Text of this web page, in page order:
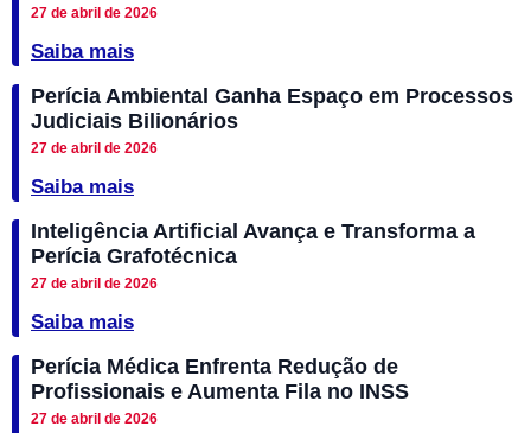
27 de abril de 2026
Saiba mais
Perícia Ambiental Ganha Espaço em Processos
Judiciais Bilionários
27 de abril de 2026
Saiba mais
Inteligência Artificial Avança e Transforma a
Perícia Grafotécnica
27 de abril de 2026
Saiba mais
Perícia Médica Enfrenta Redução de
Profissionais e Aumenta Fila no INSS
27 de abril de 2026